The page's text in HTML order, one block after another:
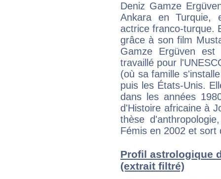
Deniz Gamze
Ankara en Turquie,
actrice franco-turque.
grâce à son film
Gamze Ergüven
travaillé pour
(où sa famille
puis les États-Unis.
dans les années
d'Histoire africaine à
thèse
Fémis en 2002 et sort
Profil astrologique
(extrait filtré)